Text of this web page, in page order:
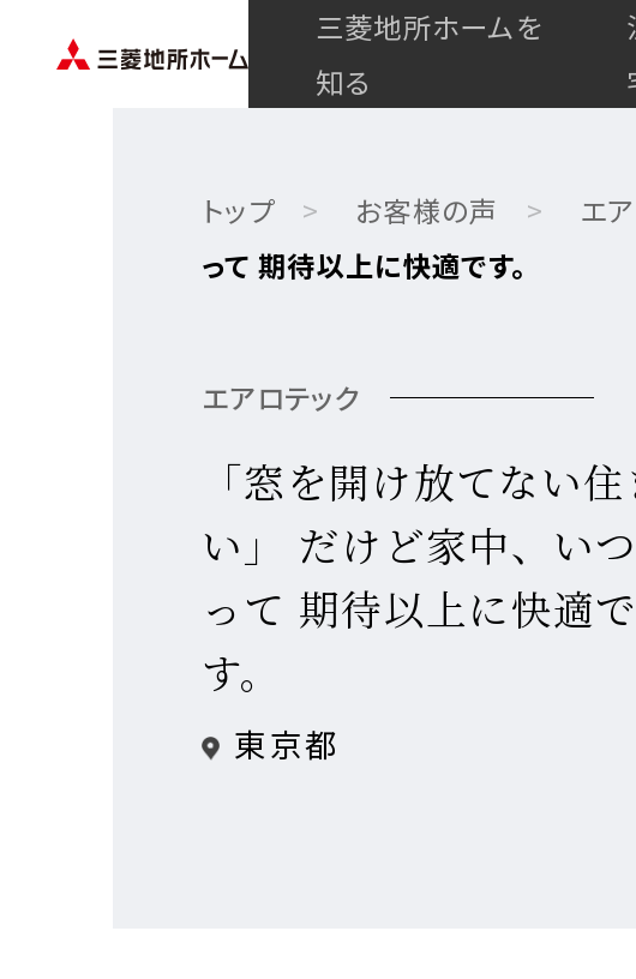
三菱地所ホームを
知る
MISSION
建築実例紹介
建築実例紹介
建築実例紹介
トップ お客様の声 エ
って 期待以上に快適です。
エアロテック
「窓を開け放てない住
い」 だけど家中、い
って 期待以上に快適で
す。
東京都